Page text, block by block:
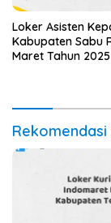
Loker Asisten
Kabupaten Sabu
Maret Tahun